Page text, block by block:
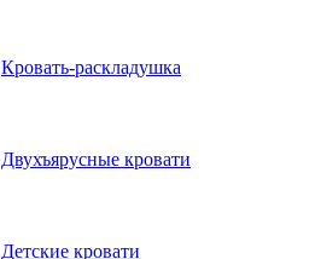
Кровать-раскладушка
Двухъярусные кровати
Детские кровати